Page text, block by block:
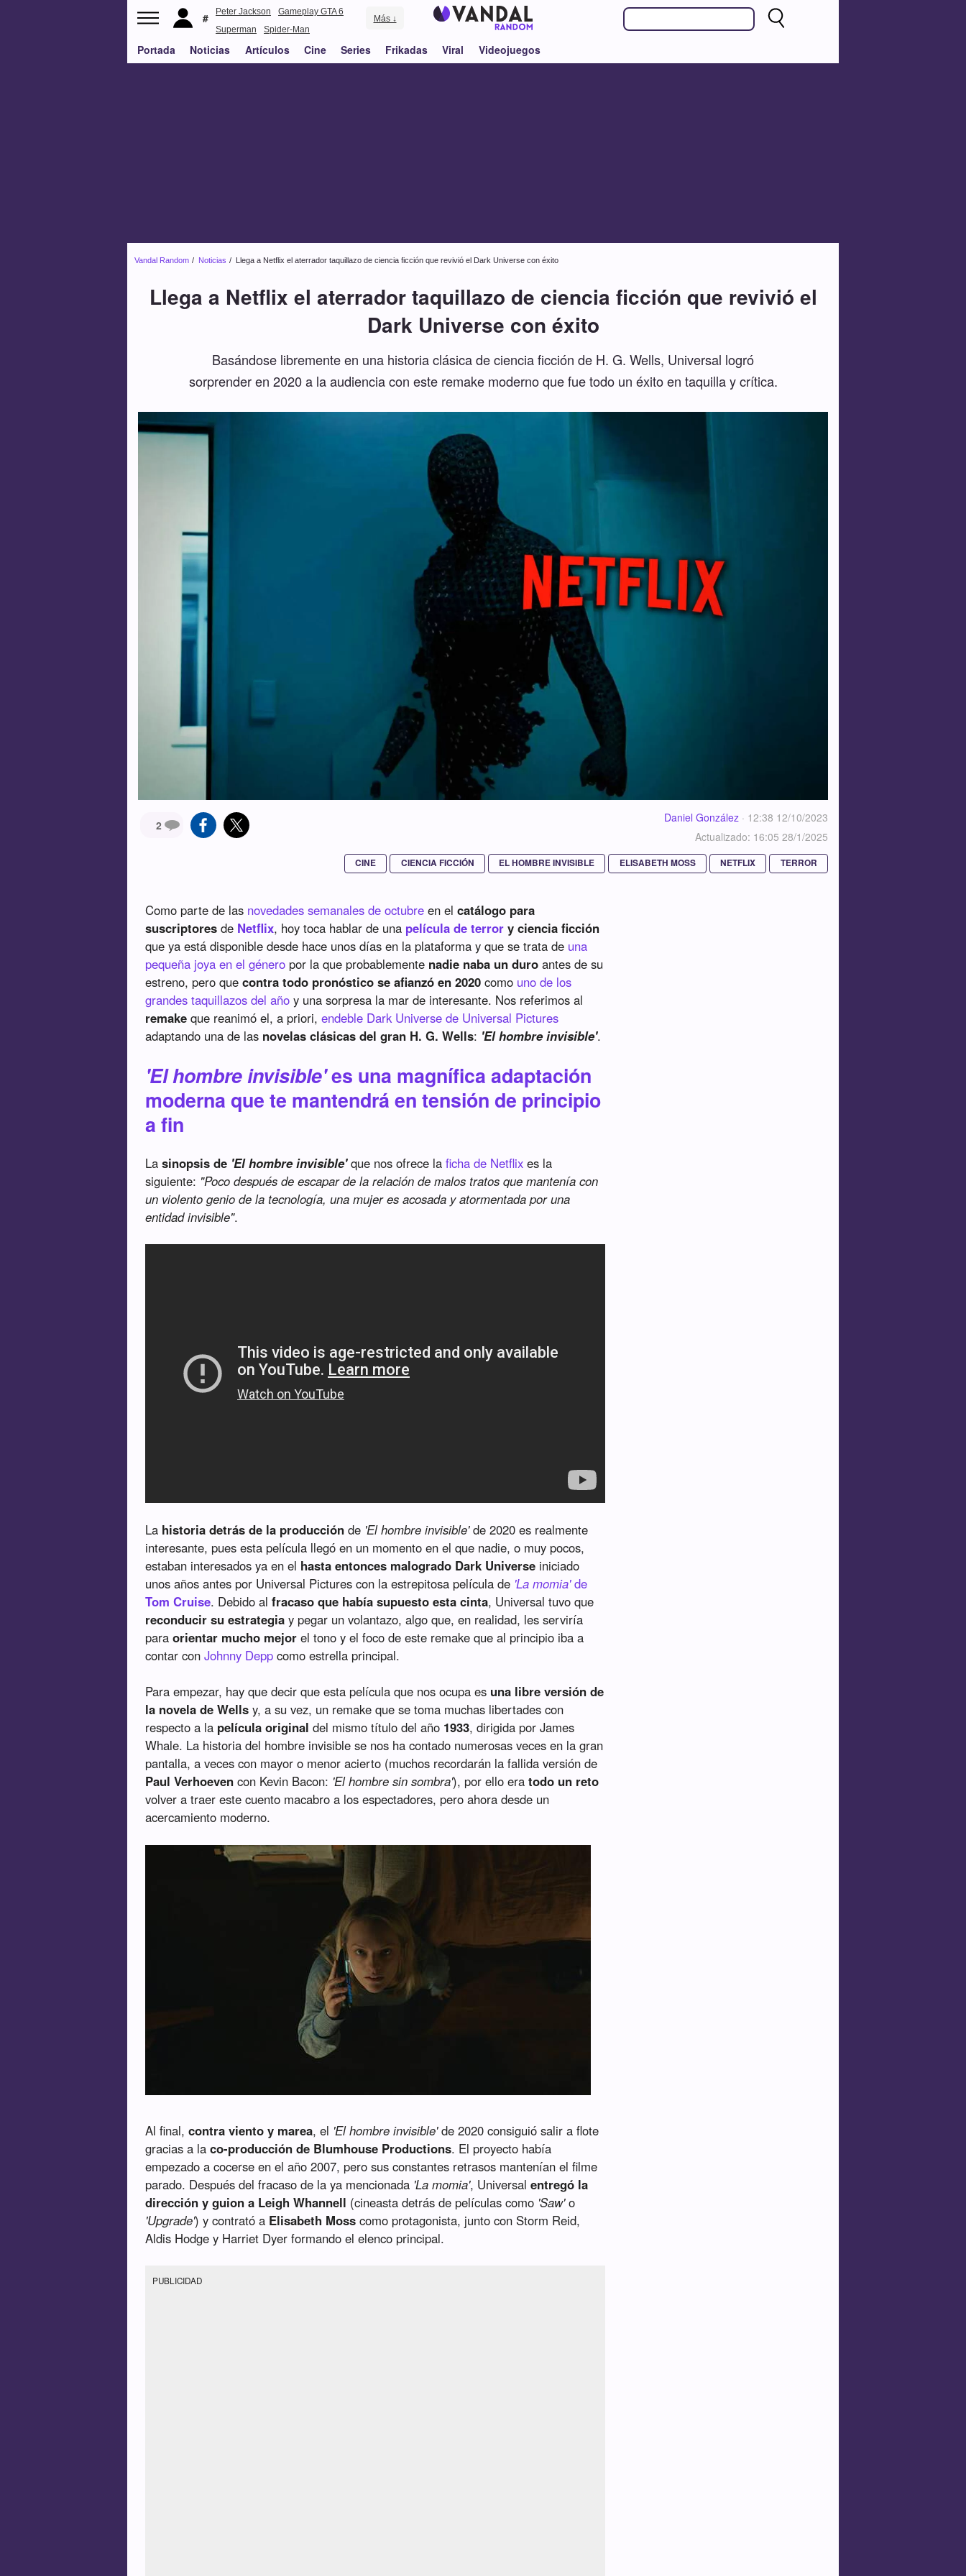
Peter Jackson
Gameplay GTA 6
Superman
Spider-Man
Más ↓
Portada Noticias Artículos Cine Series Frikadas Viral Videojuegos
Vandal Random Noticias Llega a Netflix el aterrador taquillazo de ciencia ficción que revivió el Dark Universe con éxito
Llega a Netflix el aterrador taquillazo de ciencia ficción que revivió el
Dark Universe con éxito
Basándose libremente en una historia clásica de ciencia ficción de H. G. Wells, Universal logró
sorprender en 2020 a la audiencia con este remake moderno que fue todo un éxito en taquilla y crítica.
2
Daniel González · 12:38 12/10/2023
Actualizado: 16:05 28/1/2025
CINE CIENCIA FICCIÓN EL HOMBRE INVISIBLE ELISABETH MOSS NETFLIX TERROR
Como parte de las novedades semanales de octubre en elcatálogo para
suscriptores de Netflix, hoy toca hablar de una película de terror y ciencia ficción
que ya está disponible desde hace unos días en la plataforma y que se trata de una
pequeña joya en el género por la que probablemente nadie naba un duro antes de su
estreno, pero quecontra todo pronóstico se afianzó en 2020 como uno de los
grandes taquillazos del año y una sorpresa la mar de interesante. Nos referimos al
remake que reanimó el, a priori,endeble Dark Universe de Universal Pictures
adaptando una de las novelas clásicas del gran H. G. Wells: 'El hombre invisible'.
'El hombre invisible'es una magnífica adaptación
moderna que te mantendrá en tensión de principio
a fin
Lasinopsis de 'El hombre invisible'que nos ofrece laficha de Netflix es la
siguiente: "Poco después de escapar de la relación de malos tratos que mantenía con
un violento genio de la tecnología, una mujer es acosada y atormentada por una
entidad invisible".
La historia detrás de la producción de 'El hombre invisible'de 2020 es realmente
interesante, pues esta película llegó en un momento en el que nadie, o muy pocos,
estaban interesados ya en el hasta entonces malogrado Dark Universe iniciado
unos años antes por Universal Pictures con la estrepitosa película de 'La momia'de
Tom Cruise. Debido alfracaso que había supuesto esta cinta, Universal tuvo que
reconducir su estrategia y pegar un volantazo, algo que, en realidad, les serviría
paraorientar mucho mejor el tono y el foco de este remake que al principio iba a
contar conJohnny Depp como estrella principal.
Para empezar, hay que decir que esta película que nos ocupa es una libre versión de
la novela de Wells y, a su vez, un remake que se toma muchas libertades con
respecto a la película original del mismo título del año 1933, dirigida por James
Whale. La historia del hombre invisible se nos ha contado numerosas veces en la gran
pantalla, a veces con mayor o menor acierto (muchos recordarán la fallida versión de
Paul Verhoeven con Kevin Bacon: 'El hombre sin sombra'), por ello eratodo un reto
volver a traer este cuento macabro a los espectadores, pero ahora desde un
acercamiento moderno.
Al final,contra viento y marea, el 'El hombre invisible'de 2020 consiguió salir a flote
gracias a laco-producción de Blumhouse Productions. El proyecto había
empezado a cocerse en el año 2007, pero sus constantes retrasos mantenían el filme
parado. Después del fracaso de la ya mencionada 'La momia', Universalentregó la
dirección y guion a Leigh Whannell (cineasta detrás de películas como 'Saw'o
'Upgrade') y contrató a Elisabeth Moss como protagonista, junto con Storm Reid,
Aldis Hodge y Harriet Dyer formando el elenco principal.
PUBLICIDAD